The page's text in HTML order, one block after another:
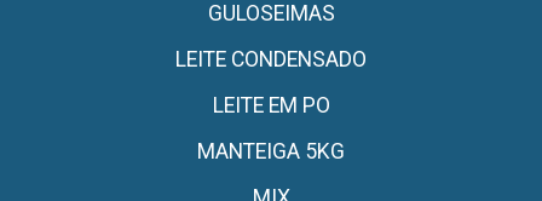
GULOSEIMAS
LEITE CONDENSADO
LEITE EM PO
MANTEIGA 5KG